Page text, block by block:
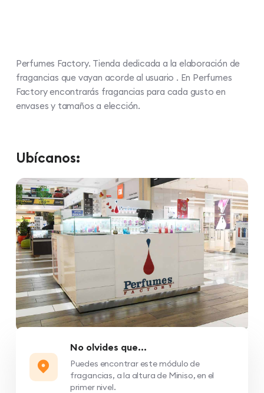
Perfumes Factory. Tienda dedicada a la elaboración de
fragancias que vayan acorde al usuario . En Perfumes
Factory encontrarás fragancias para cada gusto en
envases y tamaños a elección.
Ubícanos:
No olvides que...
Puedes encontrar este módulo de
fragancias, a la altura de Miniso, en el
primer nivel.